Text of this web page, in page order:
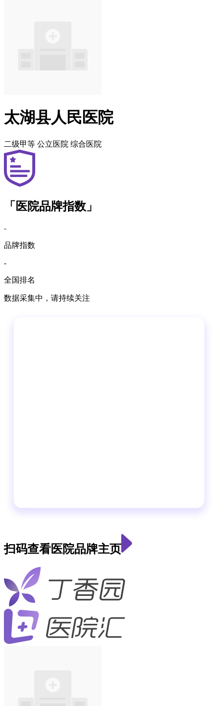
太湖县人民医院
二级甲等 公立医院 综合医院
「医院品牌指数」
-
品牌指数
-
全国排名
数据采集中，请持续关注
扫码查看医院品牌主页